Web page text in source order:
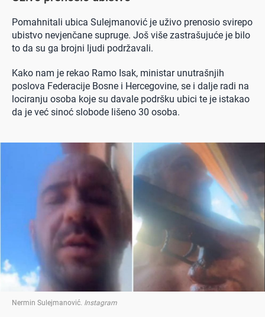
Pomahnitali ubica Sulejmanović je uživo prenosio svirepo
ubistvo nevjenčane supruge. Još više zastrašujuće je bilo
to da su ga brojni ljudi podržavali.
Kako nam je rekao Ramo Isak, ministar unutrašnjih
poslova Federacije Bosne i Hercegovine, se i dalje radi na
lociranju osoba koje su davale podršku ubici te je istakao
da je već sinoć slobode lišeno 30 osoba.
Nermin Sulejmanović Instagram